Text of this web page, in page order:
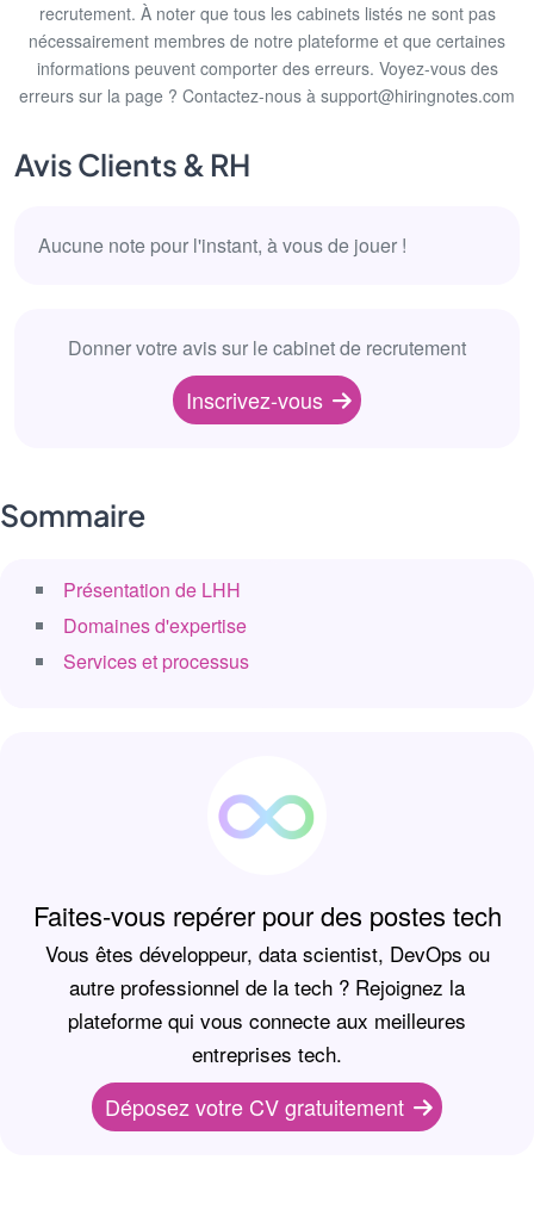
recrutement. À noter que tous les cabinets listés ne sont pas
nécessairement membres de notre plateforme et que certaines
informations peuvent comporter des erreurs. Voyez-vous des
erreurs sur la page ? Contactez-nous à support@hiringnotes.com
Avis Clients & RH
Aucune note pour l'instant, à vous de jouer !
Donner votre avis sur le cabinet de recrutement
Inscrivez-vous
Sommaire
Présentation de LHH
Domaines d'expertise
Services et processus
Faites-vous repérer pour des postes tech
Vous êtes développeur, data scientist, DevOps ou
autre professionnel de la tech ? Rejoignez la
plateforme qui vous connecte aux meilleures
entreprises tech.
Déposez votre CV gratuitement